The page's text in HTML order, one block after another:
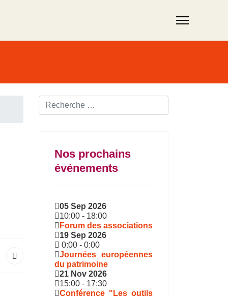
Rechercher ...
Nos prochains
événements
05 Sep 2026
10:00 - 18:00
Forum des associations
19 Sep 2026
0:00 - 0:00
Journées européennes
du patrimoine
21 Nov 2026
15:00 - 17:30
Conférence "Les outils